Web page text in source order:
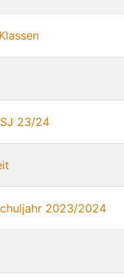
23/24
2023/2024